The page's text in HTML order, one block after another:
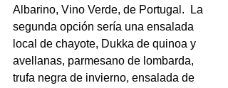
Albarino, Vino Verde, de Portugal.  La
segunda opción sería una ensalada
local de chayote, Dukka de quinoa y
avellanas, parmesano de lombarda,
trufa negra de invierno, ensalada de